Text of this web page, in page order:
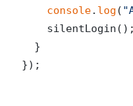
console. log (
silentLogin();
  }
});